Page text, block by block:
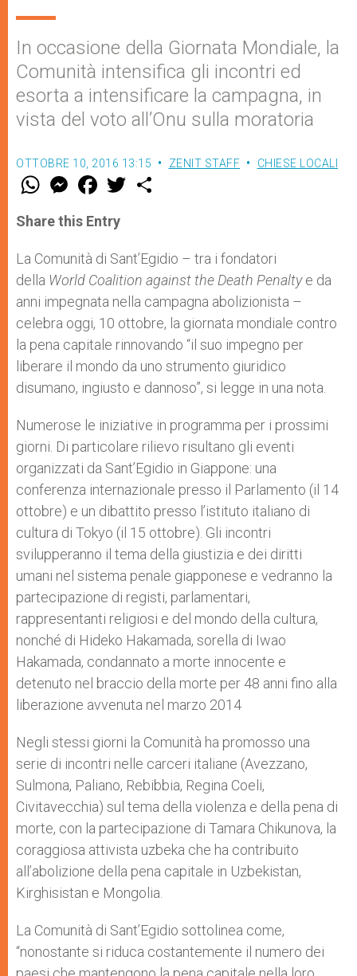
In occasione della Giornata Mondiale, la
Comunità intensifica gli incontri ed
esorta a intensificare la campagna, in
vista del voto all’Onu sulla moratoria
OTTOBRE 10, 2016 13:15 ZENIT STAFF CHIESE LOCALI
W
t
s
p
p
M
e
s
e
g
e
r
F
a
e
b
o
k
w
r
Share this Entry
La Comunità di Sant’Egidio – tra i fondatori
della World Coalition against the Death Penaltye da
anni impegnata nella campagna abolizionista –
celebra oggi, 10 ottobre, la giornata mondiale contro
la pena capitale rinnovando “il suo impegno per
liberare il mondo da uno strumento giuridico
disumano, ingiusto e dannoso”, si legge in una nota.
Numerose le iniziative in programma per i prossimi
giorni. Di particolare rilievo risultano gli eventi
organizzati da Sant’Egidio in Giappone: una
conferenza internazionale presso il Parlamento (il 14
ottobre) e un dibattito presso l’istituto italiano di
cultura di Tokyo (il 15 ottobre). Gli incontri
svilupperanno il tema della giustizia e dei diritti
umani nel sistema penale giapponese e vedranno la
partecipazione di registi, parlamentari,
rappresentanti religiosi e del mondo della cultura,
nonché di Hideko Hakamada, sorella di Iwao
Hakamada, condannato a morte innocente e
detenuto nel braccio della morte per 48 anni fino alla
liberazione avvenuta nel marzo 2014
Negli stessi giorni la Comunità ha promosso una
serie di incontri nelle carceri italiane (Avezzano,
Sulmona, Paliano, Rebibbia, Regina Coeli,
Civitavecchia) sul tema della violenza e della pena di
morte, con la partecipazione di Tamara Chikunova, la
coraggiosa attivista uzbeka che ha contribuito
all’abolizione della pena capitale in Uzbekistan,
Kirghisistan e Mongolia.
La Comunità di Sant’Egidio sottolinea come,
“nonostante si riduca costantemente il numero dei